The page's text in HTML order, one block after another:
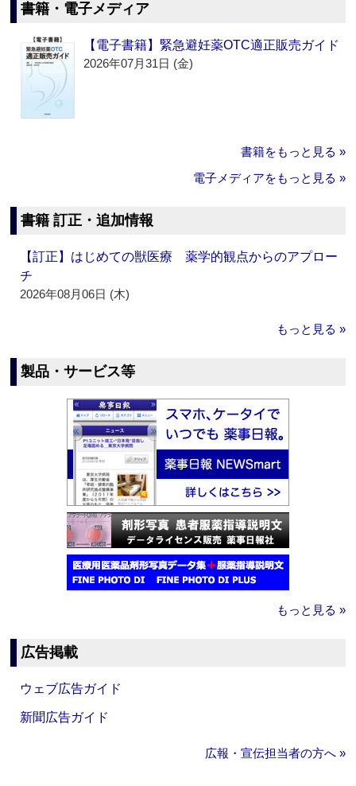
書籍・電子メディア
【電子書籍】緊急避妊薬OTC適正販売ガイド
2026年07月31日 (金)
書籍をもっと見る »
電子メディアをもっと見る »
書籍 訂正・追加情報
【訂正】はじめての獣医療 薬学的観点からのアプロー
チ
2026年08月06日 (木)
もっと見る »
製品・サービス等
もっと見る »
広告掲載
ウェブ広告ガイド
新聞広告ガイド
広報・宣伝担当者の方へ »